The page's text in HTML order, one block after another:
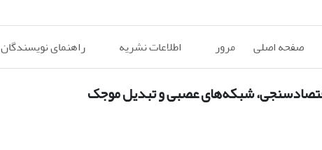
صفحه اصلی مرور اطلاعات نشریه راهنمای نویسندگان
شبکه‌های عصبی و تبدیل موجک